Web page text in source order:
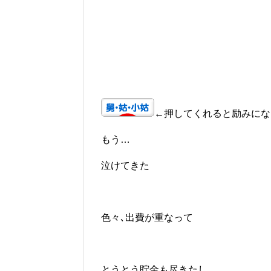
←押してくれると励みに
もう…
泣けてきた
色々､出費が重なって